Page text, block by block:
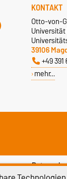
KONTAKT
Otto-von-
39106
+49 391
mehr…